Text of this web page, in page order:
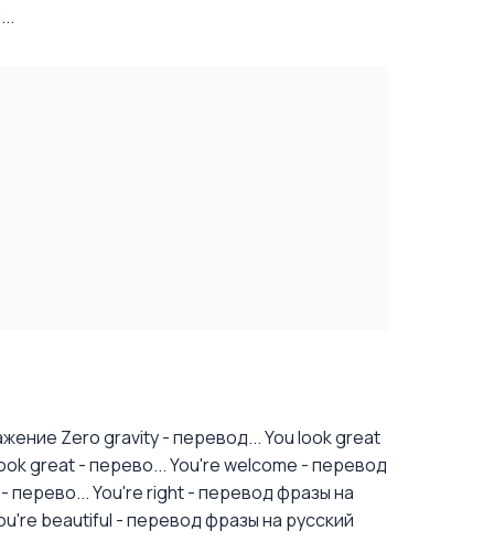
Zero gravity - перевод...You look great
great - перево...You're welcome - перевод
перево...You're right - перевод фразы на
beautiful - перевод фразы на русский